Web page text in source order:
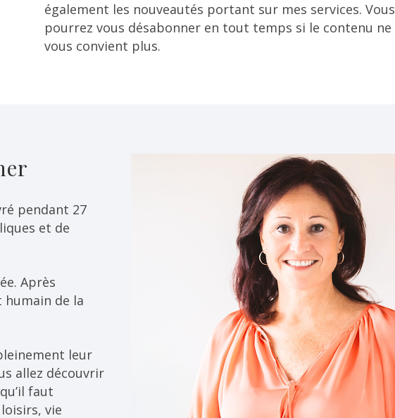
également les nouveautés portant sur mes services. Vous
pourrez vous désabonner en tout temps si le contenu ne
vous convient plus.
pendant 27
et de
Après
humain de la
leur
allez découvrir
faut
vie